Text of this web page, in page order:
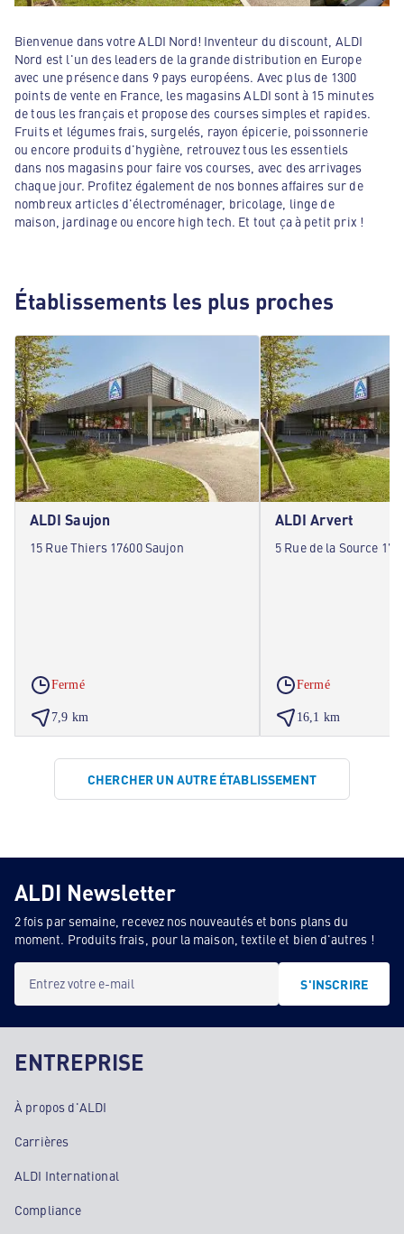
Bienvenue dans votre ALDI Nord! Inventeur du discount, ALDI
Nord est l'un des leaders de la grande distribution en Europe
avec une présence dans 9 pays européens. Avec plus de 1300
points de vente en France, les magasins ALDI sont à 15 minutes
de tous les français et propose des courses simples et rapides.
Fruits et légumes frais, surgelés, rayon épicerie, poissonnerie
ou encore produits d'hygiène, retrouvez tous les essentiels
dans nos magasins pour faire vos courses, avec des arrivages
chaque jour. Profitez également de nos bonnes affaires sur de
nombreux articles d'électroménager, bricolage, linge de
maison, jardinage ou encore high tech. Et tout ça à petit prix !
Établissements les plus proches
ALDI Saujon
15 Rue Thiers 17600 Saujon
Fermé
7,9 km
ALDI Arvert
5 Rue de la Source
Fermé
16,1 km
CHERCHER UN AUTRE ÉTABLISSEMENT
ALDI Newsletter
2 fois par semaine, recevez nos nouveautés et bons plans du
moment. Produits frais, pour la maison, textile et bien d'autres !
Entrez votre e-mail S'INSCRIRE
ENTREPRISE
À propos d'ALDI
Carrières
ALDI International
Compliance